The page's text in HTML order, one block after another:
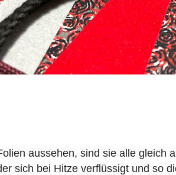
aussehen, sind sie alle gleich
sich bei Hitze verflüssigt und so